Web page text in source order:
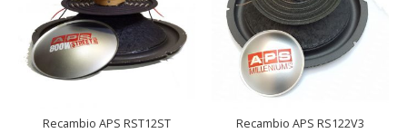
Recambio APS RST12ST Recambio APS RS122V3